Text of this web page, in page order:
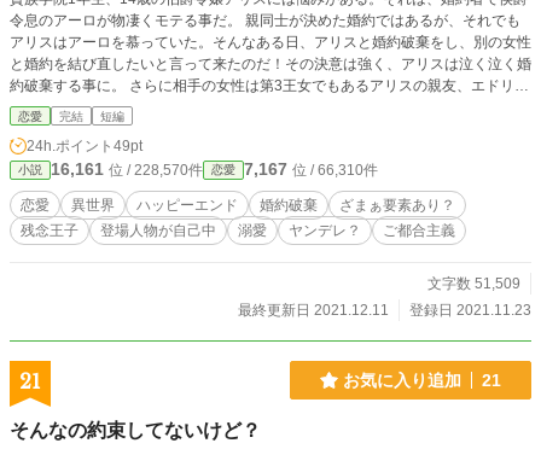
令息のアーロが物凄くモテる事だ。 親同士が決めた婚約ではあるが、それでも
アリスはアーロを慕っていた。そんなある日、アリスと婚約破棄をし、別の女性
と婚約を結び直したいと言って来たのだ！その決意は強く、アリスは泣く泣く婚
約破棄する事に。 さらに相手の女性は第3王女でもあるアリスの親友、エドリー
ンだったのだ。アーロに婚約破棄された事よりも、絶大な信頼を寄せていたエド
リーンに裏切られたショックで落ち込むアリス。 そんなアリスの元にやって来
たのは、なんと男性の姿をしたエドリーンだったのだ！ 一体どういう事？動揺
するアリスにエドリーンは 「アリス、俺は初めて会ったあの日から君を愛して
きた。どうか俺と婚約して欲しい！」 そう詰め寄って来たのだ。ちょっと待っ
て！エドリーンが男！そして私を愛しているですって！ そもそもアーロ様はど
うなったの？完全にパニック状態のアリスは、あろう事かエドリーンから逃げよ
スと、今まで抑えていた感情を爆発させ、何が何でもアリスを手に入れようとす
恋愛 完結 短編
24h.ポイント 49pt
小説 16,161 位 / 228,570件 恋愛 7,167 位 / 66,310件
恋愛 異世界 ハッピーエンド 婚約破棄
ざまぁ要素あり？
残念王子
登場人物が自己中 溺愛 ヤンデレ？ ご都合主義
文字数 51,509
最終更新日 2021.12.11
登録日 2021.11.23
21 お気に入り追加 21
そんなの約束してないけど？